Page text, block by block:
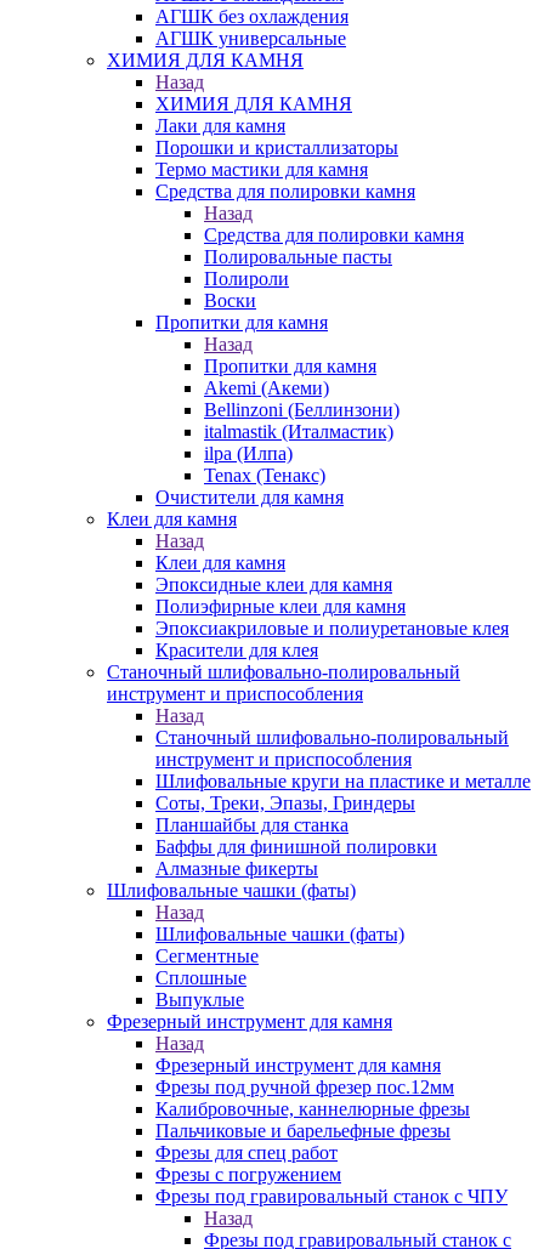
АГШК без охлаждения
АГШК универсальные
ХИМИЯ ДЛЯ КАМНЯ
Назад
ХИМИЯ ДЛЯ КАМНЯ
Лаки для камня
Порошки и кристаллизаторы
Термо мастики для камня
Средства для полировки камня
Назад
Средства для полировки камня
Полировальные пасты
Полироли
Воски
Пропитки для камня
Назад
Пропитки для камня
Akemi (Акеми)
Bellinzoni (Беллинзони)
italmastik (Италмастик)
ilpa (Илпа)
Tenax (Тенакс)
Очистители для камня
Клеи для камня
Назад
Клеи для камня
Эпоксидные клеи для камня
Полиэфирные клеи для камня
Эпоксиакриловые и полиуретановые клея
Красители для клея
Станочный шлифовально-полировальный
инструмент и приспособления
Назад
Станочный шлифовально-полировальный
инструмент и приспособления
Шлифовальные круги на пластике и металле
Соты, Треки, Эпазы, Гриндеры
Планшайбы для станка
Баффы для финишной полировки
Алмазные фикерты
Шлифовальные чашки (фаты)
Назад
Шлифовальные чашки (фаты)
Сегментные
Сплошные
Выпуклые
Фрезерный инструмент для камня
Назад
Фрезерный инструмент для камня
Фрезы под ручной фрезер пос.12мм
Калибровочные, каннелюрные фрезы
Пальчиковые и барельефные фрезы
Фрезы для спец работ
Фрезы с погружением
Фрезы под гравировальный станок с ЧПУ
Назад
Фрезы под гравировальный станок с